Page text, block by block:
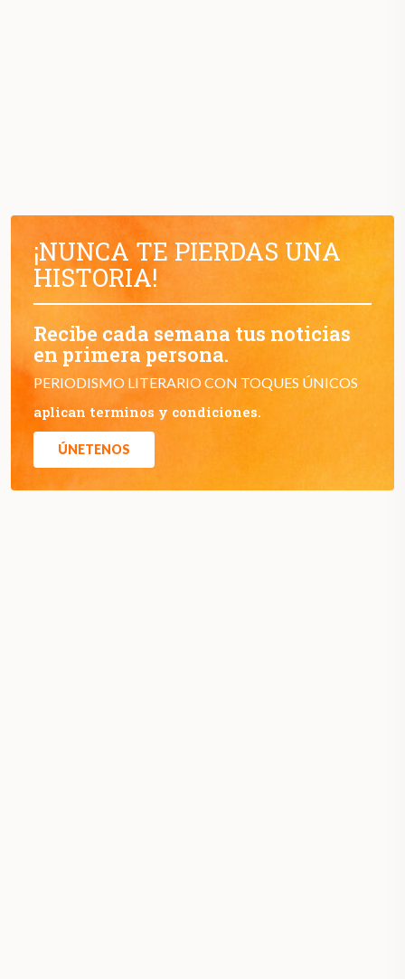
¡NUNCA TE PIERDAS UNA
HISTORIA!
Recibe cada semana tus noticias
en primera persona.
PERIODISMO LITERARIO CON TOQUES ÚNICOS
aplican terminos y condiciones.
ÚNETENOS